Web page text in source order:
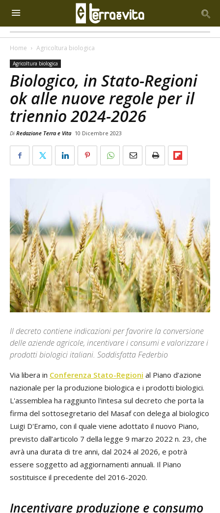
Home Agricoltura biologica
Agricoltura biologica
Biologico, in Stato-Regioni
ok alle nuove regole per il
triennio 2024-2026
Di Redazione Terra e Vita 10 Dicembre 2023
Il decreto contiene indicazioni per favorire la conversione
delle aziende agricole, incentivare i consumi e valorizzare i
prodotti biologici italiani. Soddisfatta Federbio
Via libera in Conferenza Stato-Regioni al Piano d’azione
nazionale per la produzione biologica e i prodotti biologici.
L'assemblea ha raggiunto l'intesa sul decreto che porta la
firma del sottosegretario del Masaf con delega al biologico
Luigi D'Eramo, con il quale viene adottato il nuovo Piano,
previsto dall’articolo 7 della legge 9 marzo 2022 n. 23, che
avrà una durata di tre anni, dal 2024 al 2026, e potrà
essere soggetto ad aggiornamenti annuali. Il Piano
sostituisce il precedente del 2016-2020.
Incentivare produzione e consumo